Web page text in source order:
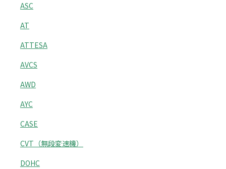
ASC
AT
ATTESA
AVCS
AWD
AYC
CASE
CVT（無段変速機）
DOHC